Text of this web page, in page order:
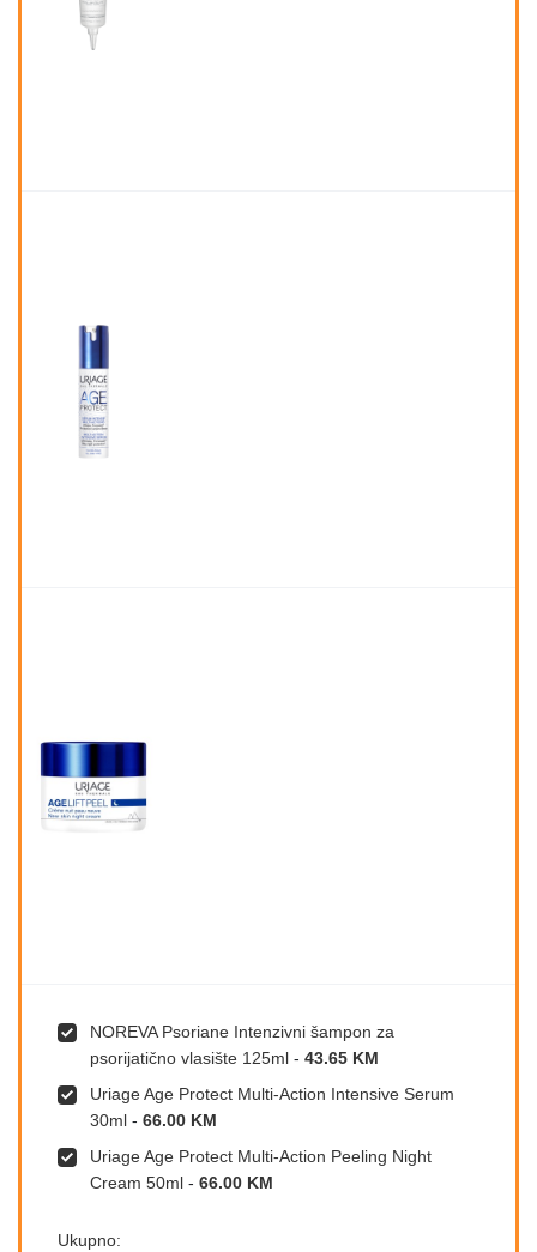
NOREVA Psoriane Intenzivni šampon za
psorijatično vlasište 125ml - 43.65 KM
Uriage Age Protect Multi-Action Intensive Serum
30ml - 66.00 KM
Uriage Age Protect Multi-Action Peeling Night
Cream 50ml - 66.00 KM
Ukupno: